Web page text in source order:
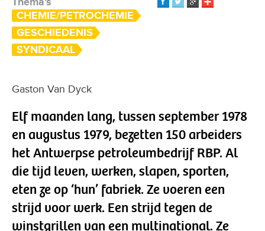
GESCHIEDENIS
SYNDICAAL
Elf maanden lang, tussen september 1978
en augustus 1979, bezetten 150 arbeiders
het Antwerpse petroleumbedrijf RBP. Al
die tijd leven, werken, slapen, sporten,
eten ze op ‘hun’ fabriek. Ze voeren een
strijd voor werk. Een strijd tegen de
winstgrillen van een multinational. Ze
houden vol en winnen.